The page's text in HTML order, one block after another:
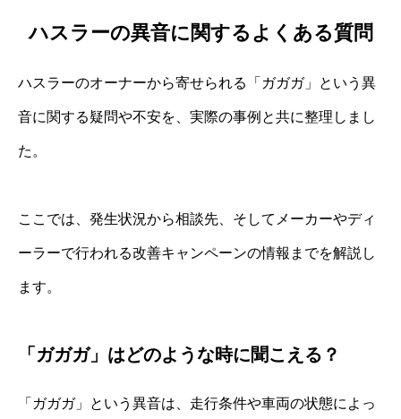
ハスラーの異音に関するよくある質問
ハスラーのオーナーから寄せられる「ガガガ」という異
音に関する疑問や不安を、実際の事例と共に整理しまし
た。
ここでは、発生状況から相談先、そしてメーカーやディ
ーラーで行われる改善キャンペーンの情報までを解説し
ます。
「ガガガ」はどのような時に聞こえる？
「ガガガ」という異音は、走行条件や車両の状態によっ